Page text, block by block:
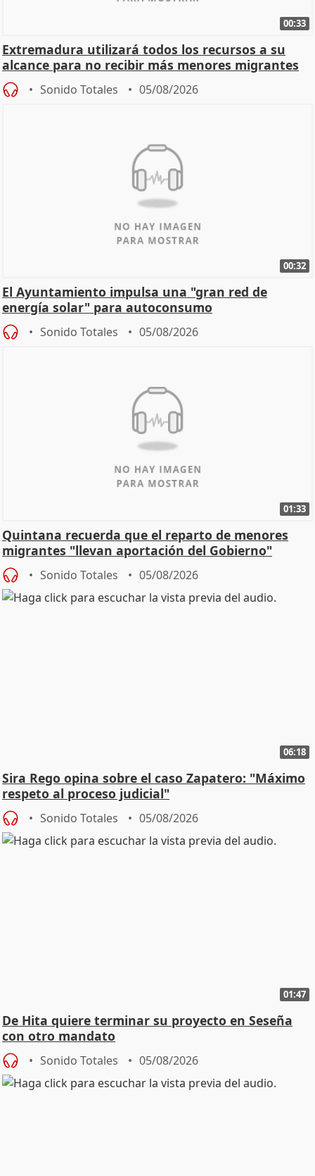
00:33
Extremadura utilizará todos los recursos a su
alcance para no recibir más menores migrantes
Sonido Totales 05/08/2026
00:32
El Ayuntamiento impulsa una "gran red de
energía solar" para autoconsumo
Sonido Totales 05/08/2026
01:33
Quintana recuerda que el reparto de menores
migrantes "llevan aportación del Gobierno"
central
Sonido Totales 05/08/2026
06:18
Sira Rego opina sobre el caso Zapatero: "Máximo
respeto al proceso judicial"
Sonido Totales 05/08/2026
01:47
De Hita quiere terminar su proyecto en Seseña
con otro mandato
Sonido Totales 05/08/2026